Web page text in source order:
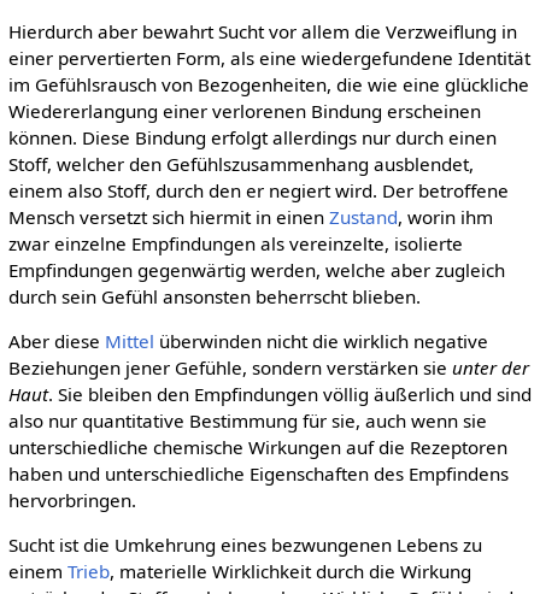
Hierdurch aber bewahrt Sucht vor allem die Verzweiflung in
einer pervertierten Form, als eine wiedergefundene Identität
im Gefühlsrausch von Bezogenheiten, die wie eine glückliche
Wiedererlangung einer verlorenen Bindung erscheinen
können. Diese Bindung erfolgt allerdings nur durch einen
Stoff, welcher den Gefühlszusammenhang ausblendet,
einem also Stoff, durch den er negiert wird. Der betroffene
Mensch versetzt sich hiermit in einen Zustand, worin ihm
zwar einzelne Empfindungen als vereinzelte, isolierte
Empfindungen gegenwärtig werden, welche aber zugleich
durch sein Gefühl ansonsten beherrscht blieben.
Aber diese Mittel überwinden nicht die wirklich negative
Beziehungen jener Gefühle, sondern verstärken sie unter der
Haut. Sie bleiben den Empfindungen völlig äußerlich und sind
also nur quantitative Bestimmung für sie, auch wenn sie
unterschiedliche chemische Wirkungen auf die Rezeptoren
haben und unterschiedliche Eigenschaften des Empfindens
hervorbringen.
Sucht ist die Umkehrung eines bezwungenen Lebens zu
einem Trieb, materielle Wirklichkeit durch die Wirkung